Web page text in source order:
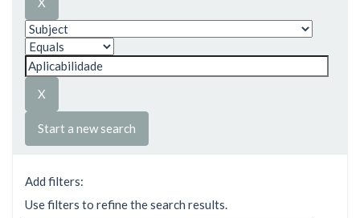
Start a new search
Add filters:
Use filters to refine the search results.